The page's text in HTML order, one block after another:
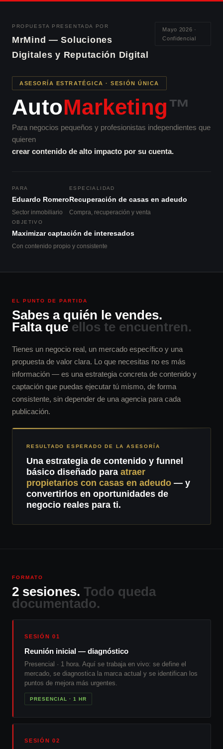
contenido
PROPUESTA PRESENTADA POR
MrMind — Soluciones
Digitales y Reputación Digital
Mayo 2026 ·
Confidencial
ASESORÍA ESTRATÉGICA · SESIÓN ÚNICA
AutoMarketing™
Para negocios pequeños y profesionistas independientes que
quieren
crear contenido de alto impacto por su cuenta.
PARA
Eduardo Romero
Sector inmobiliario
ESPECIALIDAD
Recuperación de casas en adeudo
Compra, recuperación y venta
OBJETIVO
Maximizar captación de interesados
Con contenido propio y consistente
EL PUNTO DE PARTIDA
Sabes a quién le vendes.
Falta queellos te encuentren.
Tienes un negocio real, un mercado específico y una
propuesta de valor clara. Lo que necesitas no es más
información — es una estrategia concreta de contenido y
captación que puedas ejecutar tú mismo, de forma
consistente, sin depender de una agencia para cada
publicación.
RESULTADO ESPERADO DE LA ASESORÍA
Una estrategia de contenido y funnel
básico diseñado para atraer
propietarios con casas en adeudo — y
convertirlos en oportunidades de
negocio reales para ti.
FORMATO
2 sesiones. Todo queda
documentado.
SESIÓN 01
Reunión inicial — diagnóstico
Presencial · 1 hora. Aquí se trabaja en vivo: se define el
mercado, se diagnostica la marca actual y se identifican los
puntos de mejora más urgentes.
PRESENCIAL · 1 HR
SESIÓN 02